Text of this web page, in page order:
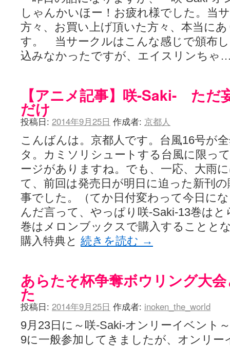
しゃんかいほー！お疲れ様でした。当
方々、お買い上げ頂いた方々、本当に
す。 当サークルはこんな感じで頒布
込みなかったですが、エイスリンち
【アニメ記事】咲-Saki- ただ
だけ
投稿日: 2014年9月25日 作成者: 京都人
こんばんは。京都人です。台風16号が
タ。カミソリシュートする台風に限っ
ージがありますね。でも、一応、大雨
て、前回は発売日が明日に迫った新刊
事でした。（てか日付変わって今日に
んだ言って、やっぱり咲-Saki-13巻は
巻はメロンブックスで購入することと
購入特典と 続きを読む →
あらたそ杯争奪ボウリング大
た
投稿日: 2014年9月25日 作成者: inoken_the_world
9月23日に～咲-Saki-オンリーイベント
9に一般参加してきましたが、オンリー